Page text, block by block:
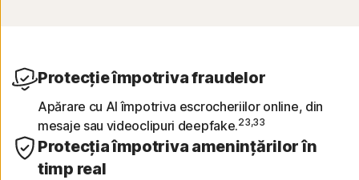
Protecție împotriva fraudelor
Apărare cu AI împotriva escrocheriilor online, din
mesaje sau videoclipuri deepfake.23,33
Protecția împotriva amenințărilor în
timp real